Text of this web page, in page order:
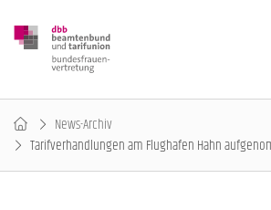
News-Archiv
Tarifverhandlungen am Flughafen Hahn